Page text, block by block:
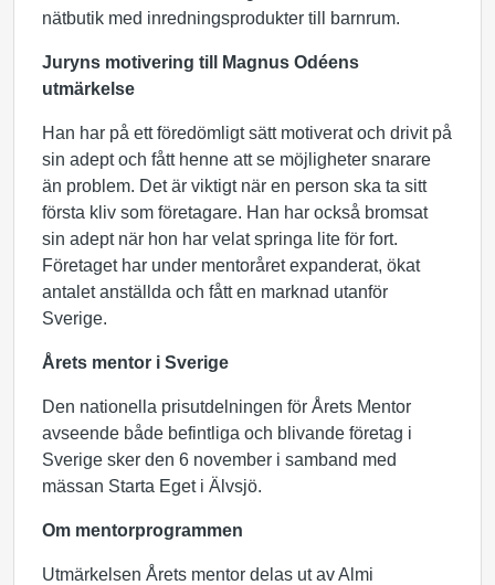
nätbutik med inredningsprodukter till barnrum.
Juryns motivering till Magnus Odéens
utmärkelse
Han har på ett föredömligt sätt motiverat och drivit på
sin adept och fått henne att se möjligheter snarare
än problem. Det är viktigt när en person ska ta sitt
första kliv som företagare. Han har också bromsat
sin adept när hon har velat springa lite för fort.
Företaget har under mentoråret expanderat, ökat
antalet anställda och fått en marknad utanför
Sverige.
Årets mentor i Sverige
Den nationella prisutdelningen för Årets Mentor
avseende både befintliga och blivande företag i
Sverige sker den 6 november i samband med
mässan Starta Eget i Älvsjö.
Om mentorprogrammen
Utmärkelsen Årets mentor delas ut av Almi